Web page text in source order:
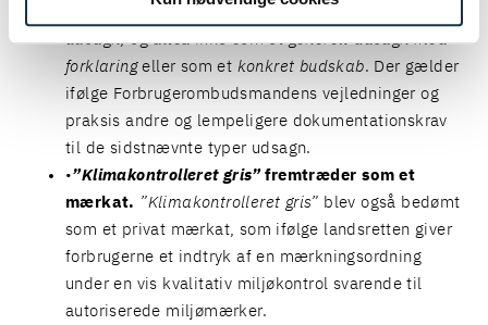
blev bedømt som etgenerelt, fritstående
udsagn, og altså ikke som etgenerelt udsagn med
forklaringeller som et konkret budskab. Der gælder
ifølge Forbrugerombudsmandens vejledninger og
praksis andre og lempeligere dokumentationskrav
til de sidstnævnte typer udsagn.
”Klimakontrolleret gris”fremtræder som et
mærkat. ”Klimakontrolleret gris” blev også bedømt
som et privat mærkat, som ifølge landsretten giver
forbrugerne et indtryk af en mærkningsordning
under en vis kvalitativ miljøkontrol svarende til
autoriserede miljømærker.